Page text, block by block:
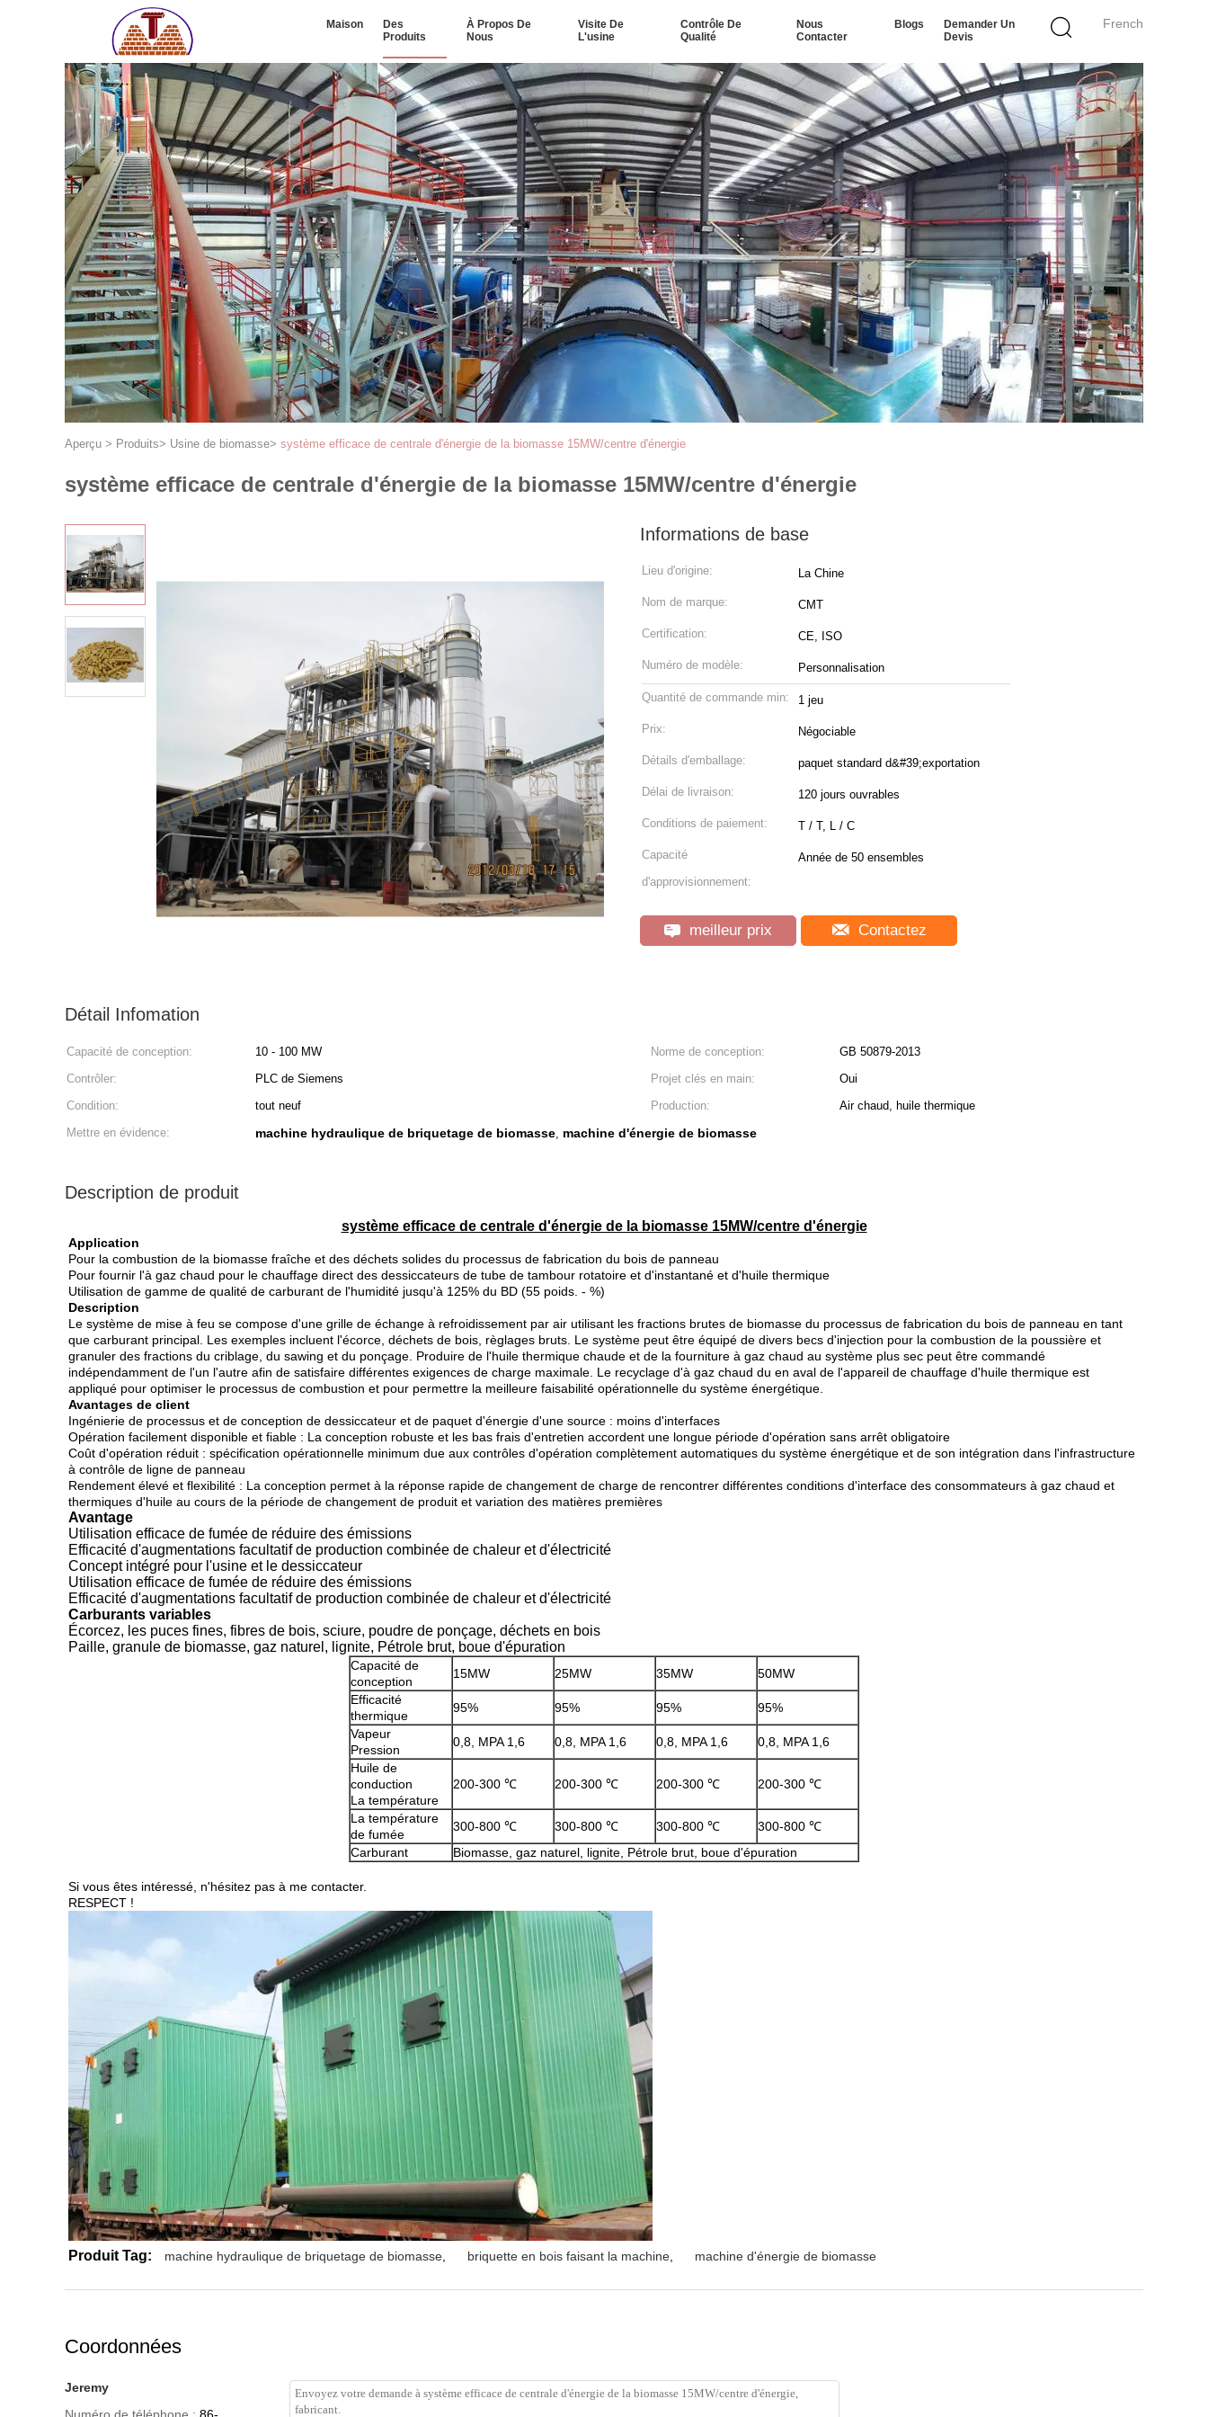
French
Maison
Des
Produits
À Propos De
Nous
Visite De
L'usine
Contrôle De
Qualité
Nous
Contacter
Blogs
Demander Un
Devis
Aperçu > Produits> Usine de biomasse> système efficace de centrale d'énergie de la biomasse 15MW/centre d'énergie
système efficace de centrale d'énergie de la biomasse 15MW/centre d'énergie
Informations de base
Lieu d'origine: La Chine
Nom de marque: CMT
Certification: CE, ISO
Numéro de modèle: Personnalisation
Quantité de commande min: 1 jeu
Prix: Négociable
Détails d'emballage: paquet standard d&#39;exportation
Délai de livraison: 120 jours ouvrables
Conditions de paiement: T / T, L / C
Capacité
d'approvisionnement:
Année de 50 ensembles
meilleur prix Contactez
Détail Infomation
Capacité de conception: 10 - 100 MW Norme de conception:
GB 50879-2013
Contrôler:
PLC de Siemens Projet clés en main:
Oui
Condition:
tout neuf Production:
Air chaud, huile thermique
Mettre en évidence:
machine hydraulique de briquetage de biomasse, machine d'énergie de biomasse
Description de produit
système efficace de centrale d'énergie de la biomasse 15MW/centre d'énergie
Application
Pour la combustion de la biomasse fraîche et des déchets solides du processus de fabrication du bois de panneau
Pour fournir l'à gaz chaud pour le chauffage direct des dessiccateurs de tube de tambour rotatoire et d'instantané et d'huile thermique
Utilisation de gamme de qualité de carburant de l'humidité jusqu'à 125% du BD (55 poids. - %)
Description
Le système de mise à feu se compose d'une grille de échange à refroidissement par air utilisant les fractions brutes de biomasse du processus de fabrication du bois de panneau en tant
que carburant principal. Les exemples incluent l'écorce, déchets de bois, règlages bruts. Le système peut être équipé de divers becs d'injection pour la combustion de la poussière et
granuler des fractions du criblage, du sawing et du ponçage. Produire de l'huile thermique chaude et de la fourniture à gaz chaud au système plus sec peut être commandé
indépendamment de l'un l'autre afin de satisfaire différentes exigences de charge maximale. Le recyclage d'à gaz chaud du en aval de l'appareil de chauffage d'huile thermique est
appliqué pour optimiser le processus de combustion et pour permettre la meilleure faisabilité opérationnelle du système énergétique.
Avantages de client
Ingénierie de processus et de conception de dessiccateur et de paquet d'énergie d'une source : moins d'interfaces
Opération facilement disponible et fiable : La conception robuste et les bas frais d'entretien accordent une longue période d'opération sans arrêt obligatoire
Coût d'opération réduit : spécification opérationnelle minimum due aux contrôles d'opération complètement automatiques du système énergétique et de son intégration dans l'infrastructure
à contrôle de ligne de panneau
Rendement élevé et flexibilité : La conception permet à la réponse rapide de changement de charge de rencontrer différentes conditions d'interface des consommateurs à gaz chaud et
thermiques d'huile au cours de la période de changement de produit et variation des matières premières
Avantage
Utilisation efficace de fumée de réduire des émissions
Efficacité d'augmentations facultatif de production combinée de chaleur et d'électricité
Concept intégré pour l'usine et le dessiccateur
Utilisation efficace de fumée de réduire des émissions
Efficacité d'augmentations facultatif de production combinée de chaleur et d'électricité
Carburants variables
Écorcez, les puces fines, fibres de bois, sciure, poudre de ponçage, déchets en bois
Paille, granule de biomasse, gaz naturel, lignite, Pétrole brut, boue d'épuration
Capacité de
conception
15MW 25MW 35MW
50MW
Efficacité
thermique
95% 95% 95%
95%
Vapeur
Pression
0,8, MPA 1,6 0,8, MPA 1,6 0,8, MPA 1,6
0,8, MPA 1,6
Huile de
conduction
La température
200-300 ℃ 200-300 ℃ 200-300 ℃ 200-300 ℃
La température
de fumée
300-800 ℃ 300-800 ℃ 300-800 ℃
300-800 ℃
Carburant
Biomasse, gaz naturel, lignite, Pétrole brut, boue d'épuration
Si vous êtes intéressé, n'hésitez pas à me contacter.
RESPECT !
Produit Tag: machine hydraulique de briquetage de biomasse briquette en bois faisant la machine machine d'énergie de biomasse
Coordonnées
Jeremy